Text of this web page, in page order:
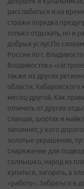
расслабиться и на
стражи порядка
только отдыхать, но и
добрых услуг.По
России по г.
Владивостока
также из других
области, Хабаровского
месяц-другой. Как
отличить от других
сланцах, шортах и
запомнят, у кого
золотые украшения,
снаряжение для
солнышко, народ из
купаться, загорать, а
«работу». Забраться в